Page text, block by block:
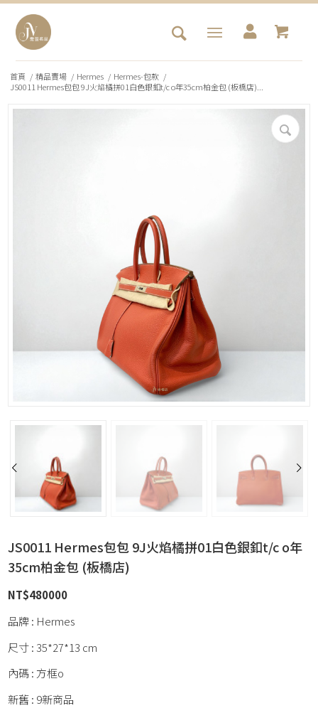
首頁 / 精品賣場 / Hermes / Hermes-包款 /
JS0011 Hermes包包 9J火焰橘拼01白色銀釦t/c o年35cm柏金包 (板橋店)...
JS0011 Hermes包包 9J火焰橘拼01白色銀釦t/c o年
35cm柏金包 (板橋店)
NT$480000
品牌 : Hermes
尺寸 : 35*27*13 cm
內碼 : 方框o
新舊 : 9新商品